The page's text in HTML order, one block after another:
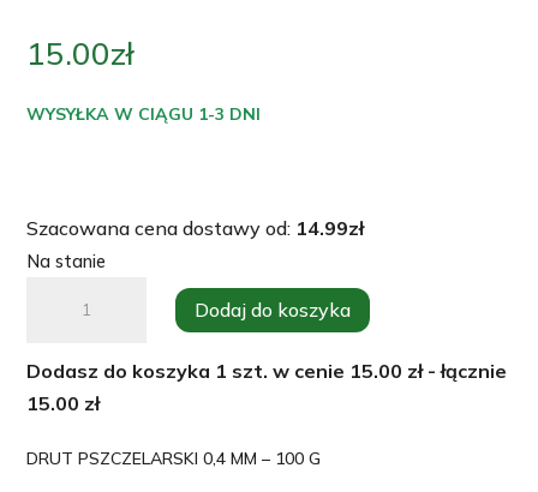
15.00zł
WYSYŁKA W CIĄGU 1-3 DNI
Szacowana cena dostawy od: 14.99zł
Na stanie
-
Dodaj do koszyka
Dodasz do koszyka 1 szt. w cenie 15.00 zł - łącznie
15.00 zł
DRUT PSZCZELARSKI 0,4 MM – 100 G